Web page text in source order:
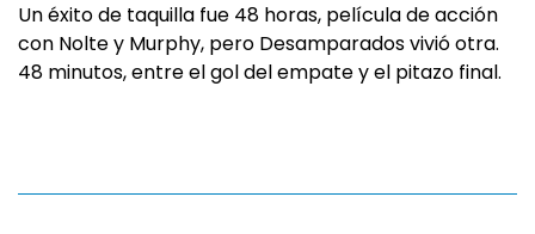
Un éxito de taquilla fue 48 horas, película de acción
con Nolte y Murphy, pero Desamparados vivió otra.
48 minutos, entre el gol del empate y el pitazo final.